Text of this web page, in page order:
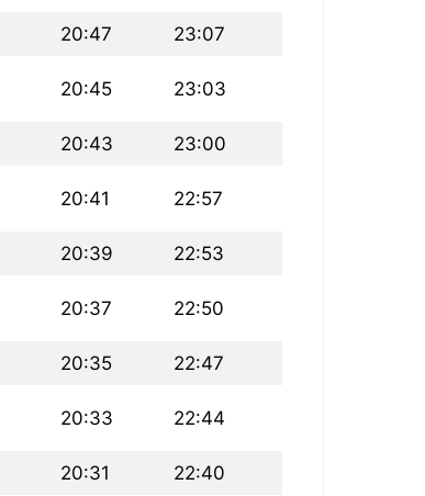
20:47 23:07
20:45 23:03
20:43 23:00
20:41 22:57
20:39 22:53
20:37 22:50
20:35 22:47
20:33 22:44
20:31 22:40